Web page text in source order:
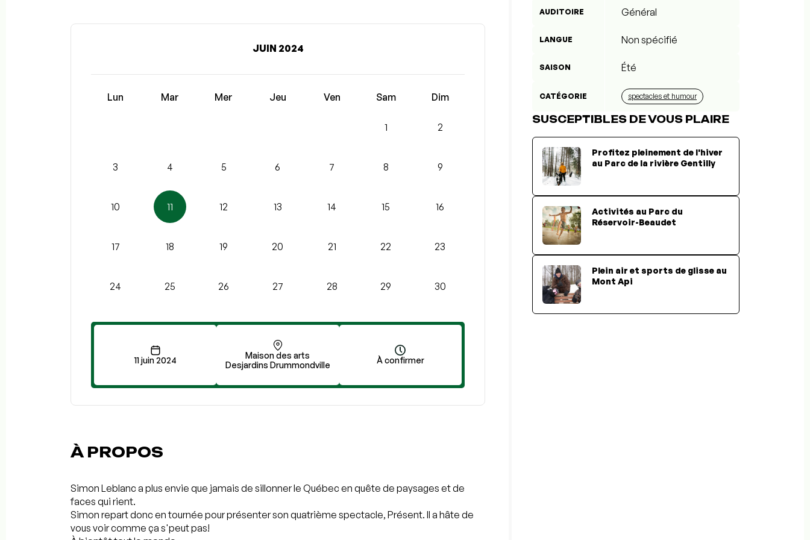
JUIN 2024
Lun Mar Mer Jeu Ven Sam Dim
1 2
3 4 5 6 7 8 9
10 11 12 13 14 15 16
17 18 19 20 21 22 23
24 25 26 27 28 29 30
11 juin 2024
Maison des arts
Desjardins Drummondville
À confirmer
À PROPOS
Simon Leblanc a plus envie que jamais de sillonner le Québec en quête de paysages et de
faces qui rient.
Simon repart donc en tournée pour présenter son quatrième spectacle, Présent. Il a hâte de
vous voir comme ça s'peut pas!
AUDITOIRE Général
LANGUE Non spécifié
SAISON Été
CATÉGORIE spectacles et humour
SUSCEPTIBLES DE VOUS PLAIRE
Profitez pleinement de l'hiver
au Parc de la rivière Gentilly
Activités au Parc du
Réservoir-Beaudet
Plein air et sports de glisse au
Mont Api